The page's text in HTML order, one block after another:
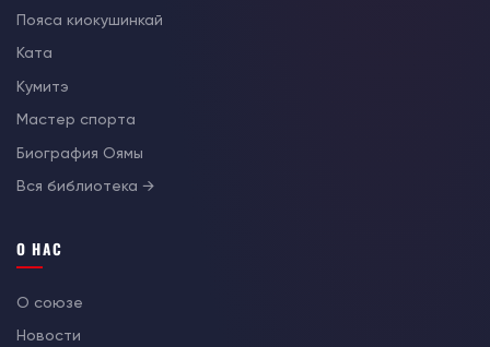
Пояса киокушинкай
Ката
Кумитэ
Мастер спорта
Биография Оямы
Вся библиотека →
О НАС
О союзе
Новости